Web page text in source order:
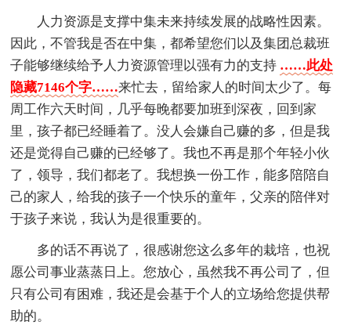
人力资源是支撑中集未来持续发展的战略性因素。
因此，不管我是否在中集，都希望您们以及集团总裁班
子能够继续给予人力资源管理以强有力的支持 ……此处
隐藏7146个字……来忙去，留给家人的时间太少了。每
周工作六天时间，几乎每晚都要加班到深夜，回到家
里，孩子都已经睡着了。没人会嫌自己赚的多，但是我
还是觉得自己赚的已经够了。我也不再是那个年轻小伙
了，领导，我们都老了。我想换一份工作，能多陪陪自
己的家人，给我的孩子一个快乐的童年，父亲的陪伴对
于孩子来说，我认为是很重要的。
多的话不再说了，很感谢您这么多年的栽培，也祝
愿公司事业蒸蒸日上。您放心，虽然我不再公司了，但
只有公司有困难，我还是会基于个人的立场给您提供帮
助的。